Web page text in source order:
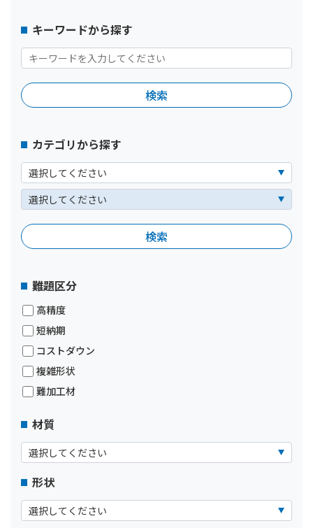
キーワードから探す
カテゴリから探す
難題区分
高精度
短納期
コストダウン
複雑形状
難加工材
材質
形状